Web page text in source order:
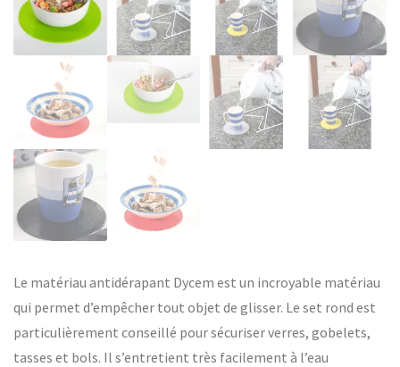
Le matériau antidérapant Dycem est un incroyable matériau
qui permet d’empêcher tout objet de glisser. Le set rond est
particulièrement conseillé pour sécuriser verres, gobelets,
tasses et bols. Il s’entretient très facilement à l’eau